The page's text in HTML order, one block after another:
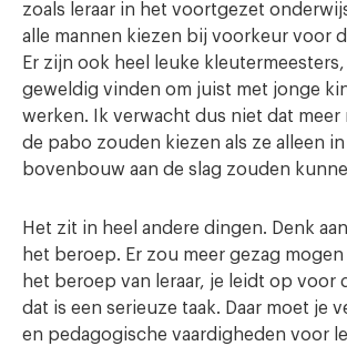
zoals leraar in het voortgezet
alle mannen kiezen bij voorkeur voor
Er zijn ook heel leuke
geweldig vinden om juist met jonge
werken. Ik verwacht dus niet dat meer
de pabo zouden kiezen als ze alleen in
bovenbouw aan de slag zouden
Het zit in heel andere dingen. Denk
het beroep. Er zou meer gezag
het beroep van leraar, je leidt op voor
dat is een serieuze taak. Daar moet je
en pedagogische vaardigheden voor